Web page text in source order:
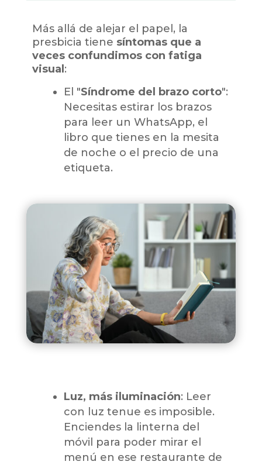
Más allá de alejar el papel, la
presbicia tiene síntomas que a
veces confundimos con fatiga
visual :
El "Síndrome del brazo corto":
Necesitas estirar los brazos
para leer un WhatsApp, el
libro que tienes en la mesita
de noche o el precio de una
etiqueta.
Luz, más iluminación: Leer
con luz tenue es imposible.
Enciendes la linterna del
móvil para poder mirar el
menú en ese restaurante de